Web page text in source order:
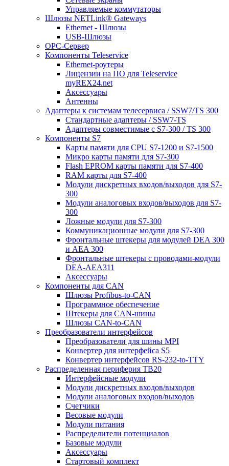
Управляемые коммутаторы
Шлюзы NETLink® Gateways
Ethernet - Шлюзы
USB-Шлюзы
ОРС-Сервер
Компоненты Teleservice
Ethernet-роутеры
Лицензии на ПО для Teleservice
myREX24.net
Аксессуары
Антенны
Адаптеры к системам телесервиса / SSW7/TS 300
Стандартные адаптеры / SSW7-TS
Адаптеры совместимые с S7-300 / TS 300
Компоненты S7
Карты памяти для CPU S7-1200 и S7-1500
Микро карты памяти для S7-300
Flash EPROM карты памяти для S7-400
RAM карты для S7-400
Модули дискретных входов/выходов для S7-
300
Модули аналоговых входов/выходов для S7-
300
Ложные модули для S7-300
Коммуникационные модули для S7-300
Фронтальные штекеры для модулей DEA 300
и AEA 300
Фронтальные штекеры с проводами-модули
DEA-AEA311
Аксессуары
Компоненты для CAN
Шлюзы Profibus-to-CAN
Программное обеспечение
Штекеры для CAN-шины
Шлюзы CAN-to-CAN
Преобразователи интерфейсов
Преобразователи для шины MPI
Конвертер для интерфейса S5
Конвертер интерфейсов RS-232-to-TTY
Распределенная периферия TB20
Интерфейсные модули
Модули дискретных входов/выходов
Модули аналоговых входов/выходов
Счетчики
Весовые модули
Модули питания
Распределители потенциалов
Базовые модули
Аксесcуары
Стартовый комплект